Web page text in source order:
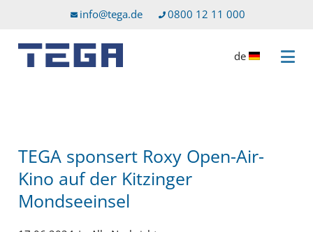
zum Servicemenüinfo@tega.de 0800 12 11 000
Menü
de
TEGA sponsert Roxy Open-Air-
Kino auf der Kitzinger
Mondseeinsel